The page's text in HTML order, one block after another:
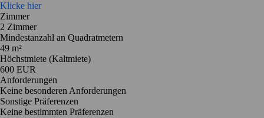
Klicke hier
Zimmer
2 Zimmer
Mindestanzahl an Quadratmetern
49 m²
Höchstmiete (Kaltmiete)
600 EUR
Anforderungen
Keine besonderen Anforderungen
Sonstige Präferenzen
Keine bestimmten Präferenzen